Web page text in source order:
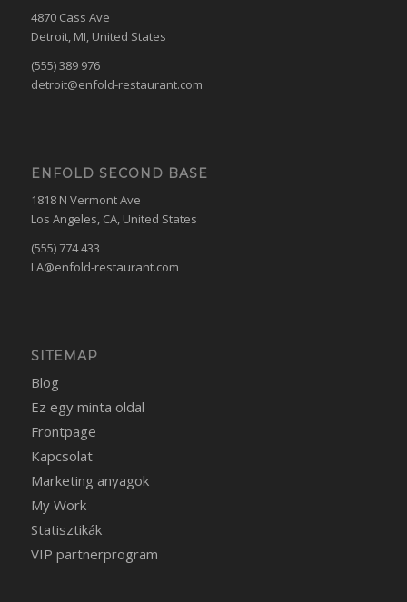
4870 Cass Ave
Detroit, MI, United States
(555) 389 976
detroit@enfold-restaurant.com
ENFOLD SECOND BASE
1818 N Vermont Ave
Los Angeles, CA, United States
(555) 774 433
LA@enfold-restaurant.com
SITEMAP
Blog
Ez egy minta oldal
Frontpage
Kapcsolat
Marketing anyagok
My Work
Statisztikák
VIP partnerprogram